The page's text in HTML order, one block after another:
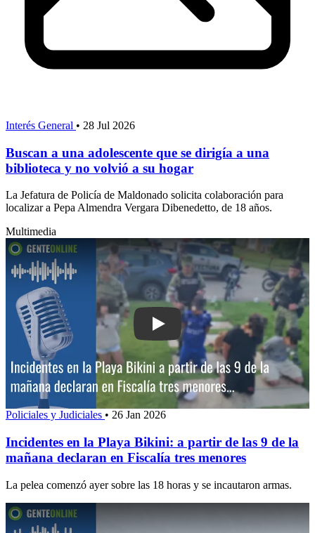
Interés General • 28 Jul 2026
Buscan a una adolescente que se dirigía a una
biblioteca y no volvió a su hogar
La Jefatura de Policía de Maldonado solicita colaboración para
localizar a Pepa Almendra Vergara Dibenedetto, de 18 años.
Multimedia
Play: Incidentes en la Playa Bikini: a
Policiales y Judiciales • 26 Jan 2026
Incidentes en la Playa Bikini: a partir de las 9 de la
mañana declaran en Fiscalía tres menores
La pelea comenzó ayer sobre las 18 horas y se incautaron armas.